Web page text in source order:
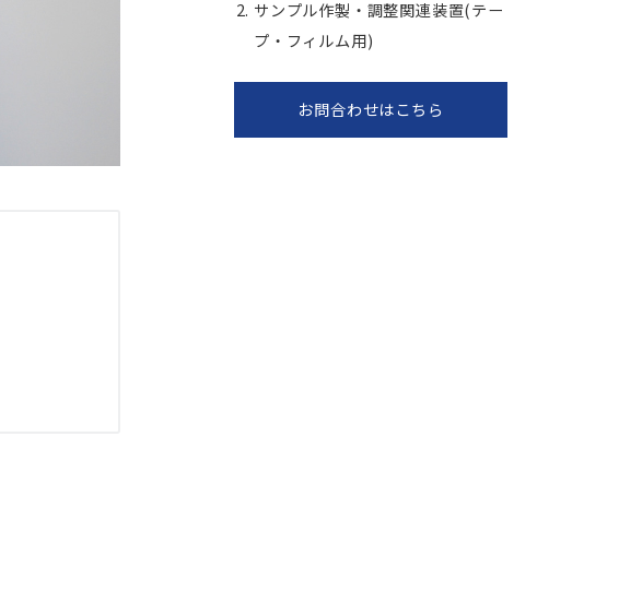
サンプル作製・調整関連装置(テー
プ・フィルム用)
お問合わせはこちら